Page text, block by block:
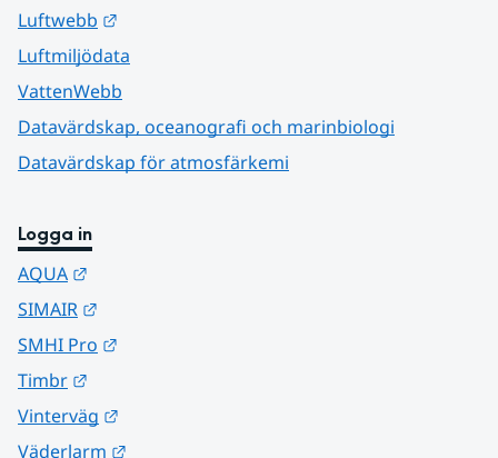
Luftwebb
Luftmiljödata
VattenWebb
Datavärdskap, oceanografi och marinbiologi
Datavärdskap för atmosfärkemi
Logga in
AQUA
SIMAIR
SMHI Pro
Timbr
Vinterväg
Väderlarm